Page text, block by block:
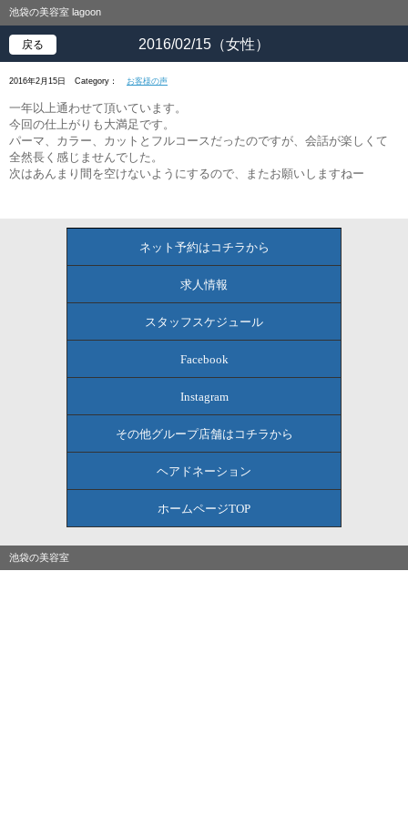
池袋の美容室 lagoon
2016/02/15（女性）
戻る
2016年2月15日 Category： お客様の声
一年以上通わせて頂いています。
今回の仕上がりも大満足です。
パーマ、カラー、カットとフルコースだったのですが、会話が楽しくて
全然長く感じませんでした。
次はあんまり間を空けないようにするので、またお願いしますねー
ネット予約はコチラから
求人情報
スタッフスケジュール
Facebook
Instagram
その他グループ店舗はコチラから
ヘアドネーション
ホームページTOP
池袋の美容室